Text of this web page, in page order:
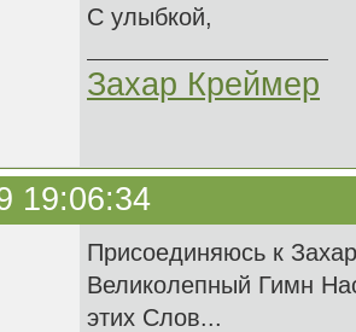
С улыбкой,
Захар Креймер
19:06:34
Присоединяюсь к
Великолепный Гимн
этих Слов...